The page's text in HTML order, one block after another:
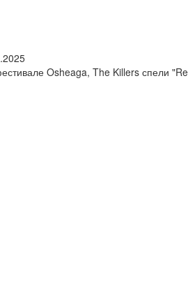
Osheaga, The Killers спели